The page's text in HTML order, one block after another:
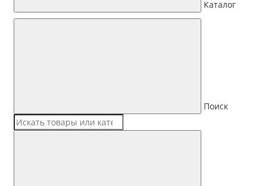
Каталог
Поиск